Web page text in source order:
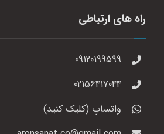
راه های ارتباطی
09120199599
02156417044
واتساپ (کلیک کنید)